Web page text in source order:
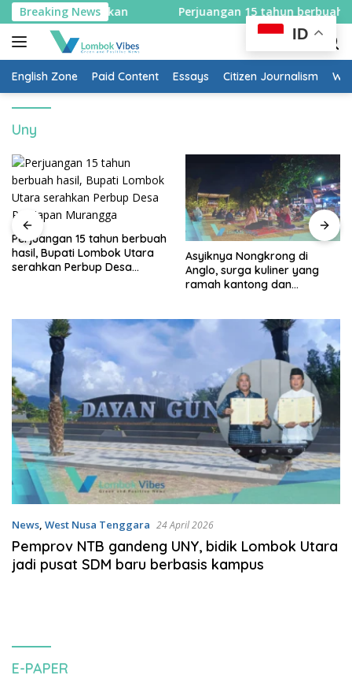
Skip
to
content
Breaking News
sepekan Perjuangan 15 tahun berbuah hasil,
English Zone Paid Content Essays Citizen Journalism
Uny
Perjuangan 15 tahun berbuah
hasil, Bupati Lombok Utara
serahkan Perbup Desa
Asyiknya Nongkrong di
Anglo, surga kuliner yang
ramah kantong dan
News, West Nusa Tenggara 24 April 2026
Pemprov NTB gandeng UNY, bidik Lombok Utara
jadi pusat SDM baru berbasis kampus
E-PAPER
ID